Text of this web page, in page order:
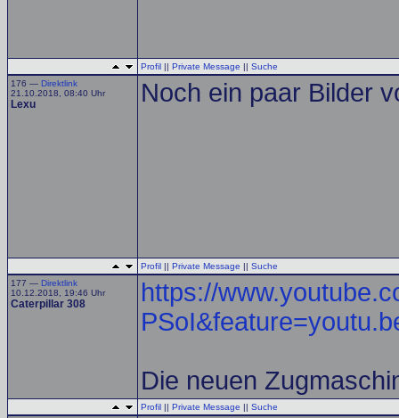
Profil || Private Message || Suche
176 — Direktlink
21.10.2018, 08:40 Uhr
Lexu Noch ein paar Bilder
Profil || Private Message || Suche
177 — Direktlink
10.12.2018, 19:46 Uhr
Caterpillar 308
https://
Die neuen
Profil || Private Message || Suche